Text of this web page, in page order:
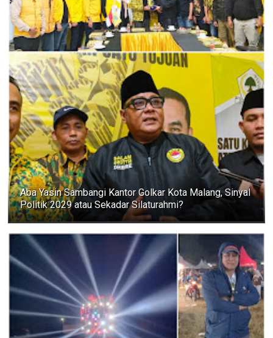
Aba Yasin Sambangi Kantor Golkar Kota Malang, Sinyal
Politik 2029 atau Sekadar Silaturahmi?